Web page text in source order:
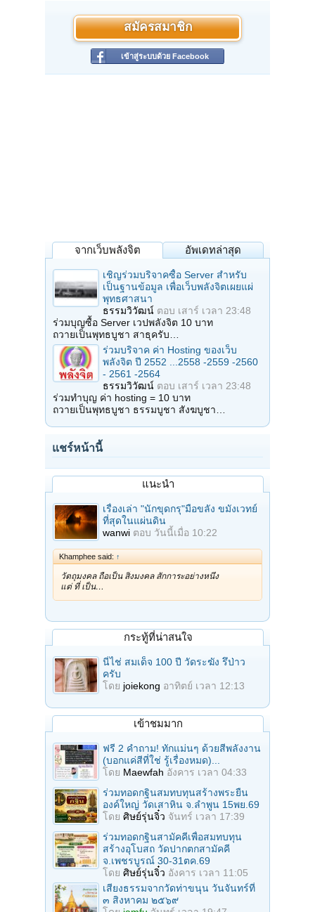
สมัครสมาชิก
เข้าสู่ระบบด้วย Facebook
จากเว็บพลังจิต อัพเดทล่าสุด
เชิญร่วมบริจาคซื้อ Server สำหรับ
เป็นฐานข้อมูล เพื่อเว็บพลังจิตเผยแผ่
พุทธศาสนา
ธรรมวิวัฒน์ ตอบ เสาร์ เวลา 23:48
ร่วมบุญซื้อ Server เวปพลังจิต 10 บาท
ถวายเป็นพุทธบูชา สาธุครับ…
ร่วมบริจาค ค่า Hosting ของเว็บ
พลังจิต ปี 2552 ...2558 -2559 -2560
- 2561 -2564
ธรรมวิวัฒน์ ตอบ เสาร์ เวลา 23:48
ร่วมทำบุญ ค่า hosting = 10 บาท
ถวายเป็นพุทธบูชา ธรรมบูชา สังฆบูชา…
แชร์หน้านี้
แนะนำ
เรื่องเล่า "นักขุดกรุ"มือขลัง ขมังเวทย์
ที่สุดในแผ่นดิน
wanwi ตอบ วันนี้เมื่อ 10:22
Khamphee said: ↑
วัตถุมงคล ถือเป็น สิ่งมงคล สักการะอย่างหนึ่ง
แต่ ที่ เป็น…
กระทู้ที่น่าสนใจ
นี่ไช่ สมเด็จ 100 ปี วัดระฆัง รึป่าว
ครับ
โดย joiekong อาทิตย์ เวลา 12:13
เข้าชมมาก
ฟรี 2 คำถาม! ทักแม่นๆ ด้วยสีพลังงาน
(บอกแค่สีที่ใช่ รู้เรื่องหมด)...
โดย Maewfah อังคาร เวลา 04:33
ร่วมทอดกฐินสมทบทุนสร้างพระยืน
องค์ใหญ่ วัดเสาหิน จ.ลําพูน 15พย.69
โดย ศิษย์รุ่นจิ๋ว จันทร์ เวลา 17:39
ร่วมทอดกฐินสามัคคีเพื่อสมทบทุน
สร้างอุโบสถ วัดปากตกสามัคคี
จ.เพชรบูรณ์ 30-31ตค.69
โดย ศิษย์รุ่นจิ๋ว อังคาร เวลา 11:05
เสียงธรรมจากวัดท่าขนุน วันจันทร์ที่
๓ สิงหาคม ๒๕๖๙